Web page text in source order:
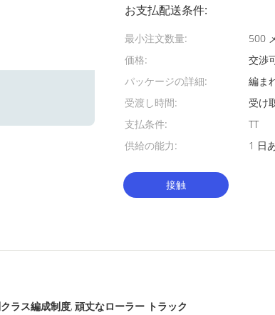
お支払配送条件:
最小注文数量:
500
価格:
交渉
パッケージの詳細:
編ま
受渡し時間:
受け
支払条件:
TT
供給の能力:
1 日
接触
ラス編成制度,頑丈なローラー トラック